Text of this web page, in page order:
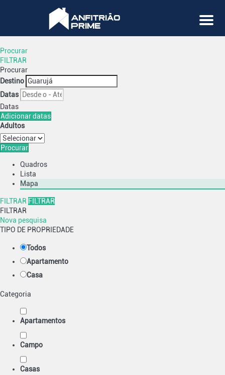
Menu
Procurar
FILTRAR
Procurar
Destino
Datas
Datas
Adicionar datas
Adultos
Procurar
Quadros
Lista
Mapa
FILTRAR FILTRAR
FILTRAR
Nova pesquisa
TIPO DE PROPRIEDADE
Todos
Apartamento
Casa
Categoria
Apartamentos
Campo
Casas